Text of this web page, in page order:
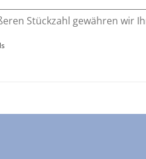
Stückzahl gewähren wir